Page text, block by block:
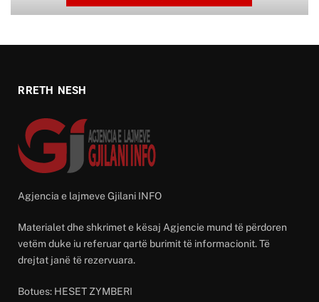
RRETH NESH
Agjencia e lajmeve Gjilani INFO
Materialet dhe shkrimet e kësaj Agjencie mund të përdoren
vetëm duke iu referuar qartë burimit të informacionit. Të
drejtat janë të rezervuara.
Botues: HESET ZYMBERI